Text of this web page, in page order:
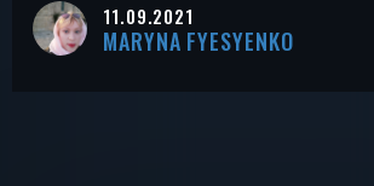
11.09.2021
MARYNA FYESYENKO